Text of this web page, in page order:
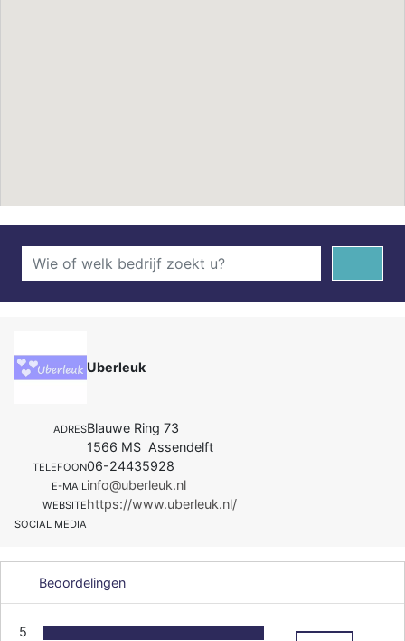
Uberleuk
ADRESBlauwe Ring 73
1566 MS Assendelft
TELEFOON06-24435928
E-MAILinfo@uberleuk.nl
WEBSITEhttps://www.uberleuk.nl/
SOCIAL MEDIA
Beoordelingen
5